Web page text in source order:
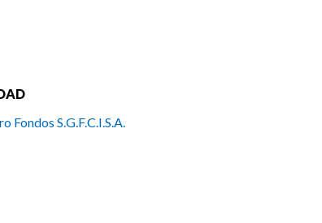
Fondos S.G.F.C.I.S.A.